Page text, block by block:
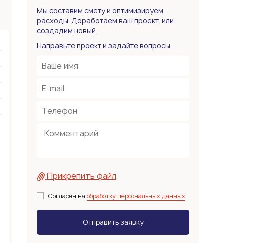
Мы составим смету и оптимизируем
расходы. Доработаем ваш проект, или
создадим новый.
Направьте проект и задайте вопросы.
Прикрепить файл
Согласен на обработку персональных данных